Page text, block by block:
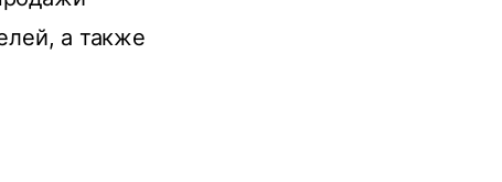
а также